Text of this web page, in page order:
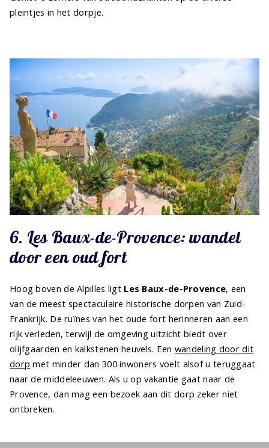
pleintjes in het dorpje.
6. Les Baux-de-Provence: wandel
door een oud fort
Hoog boven de Alpilles ligt Les Baux-de-Provence, een
van de meest spectaculaire historische dorpen van Zuid-
Frankrijk. De ruïnes van het oude fort herinneren aan een
rijk verleden, terwijl de omgeving uitzicht biedt over
olijfgaarden en kalkstenen heuvels. Een wandeling door dit
dorp met minder dan 300 inwoners voelt alsof u teruggaat
naar de middeleeuwen. Als u op vakantie gaat naar de
Provence, dan mag een bezoek aan dit dorp zeker niet
ontbreken.